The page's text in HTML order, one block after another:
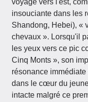
voyage vers l'est,
insouciante dans les
Shandong, Hebei), «
chevaux ». Lorsqu'il
les yeux vers ce pic
Cinq Monts », son
résonance
dans le cœur du
intacte malgré ce